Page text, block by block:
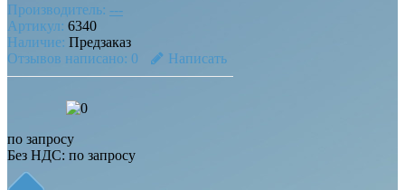
Производитель: ---
Артикул: 6340
Наличие: Предзаказ
Отзывов написано: 0 Написать
по запросу
Без НДС: по запросу